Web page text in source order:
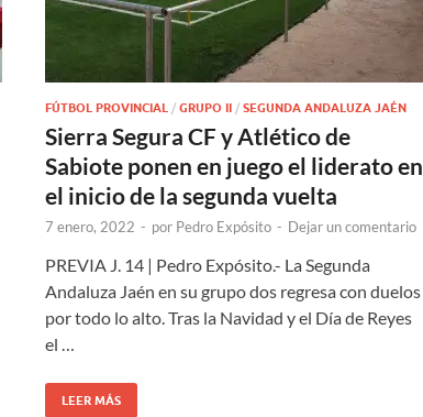
FÚTBOL PROVINCIAL / GRUPO II / SEGUNDA ANDALUZA JAÉN
Sierra Segura CF y Atlético de
Sabiote ponen en juego el liderato en
el inicio de la segunda vuelta
7 enero, 2022 - por Pedro Expósito - Dejar un comentario
PREVIA J. 14 | Pedro Expósito.- La Segunda
Andaluza Jaén en su grupo dos regresa con duelos
por todo lo alto. Tras la Navidad y el Día de Reyes
el …
LEER MÁS